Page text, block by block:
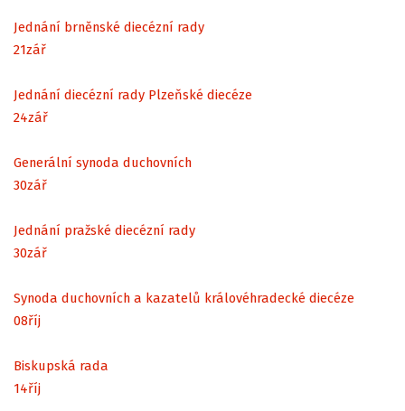
Jednání brněnské diecézní rady
21zář
Jednání diecézní rady Plzeňské diecéze
24zář
Generální synoda duchovních
30zář
Jednání pražské diecézní rady
30zář
Synoda duchovních a kazatelů královéhradecké diecéze
08říj
Biskupská rada
14říj